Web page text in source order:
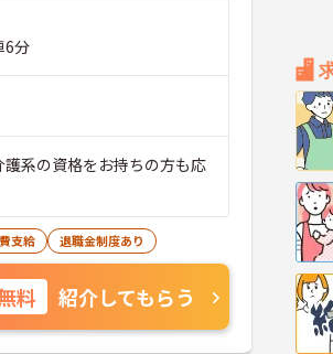
6分
系の資格をお持ちの方も応
支給 退職金制度あり
料 紹介してもらう